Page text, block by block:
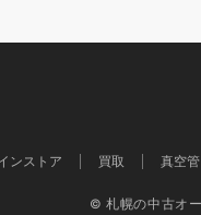
ンストア 買取 真空管
© 札幌の中古オ